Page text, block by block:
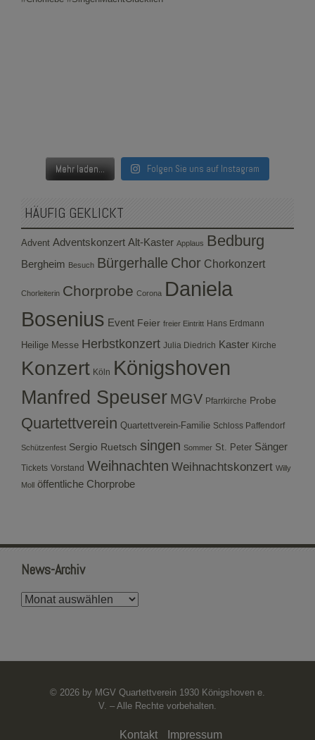
Mehr laden... Folgen Sie uns auf Instagram
HÄUFIG GEKLICKT
Advent Adventskonzert Alt-Kaster Applaus Bedburg
Bergheim Besuch Bürgerhalle Chor Chorkonzert
Chorleiterin Chorprobe Corona Daniela
Bosenius Event Feier freier Eintritt Hans Erdmann
Heilige Messe Herbstkonzert Julia Diedrich Kaster Kirche
Konzert Köln Königshoven
Manfred Speuser MGV Pfarrkirche Probe
Quartettverein Quartettverein-Familie Schloss Paffendorf
Schützenfest Sergio Ruetsch singen Sommer St. Peter Sänger
Tickets Vorstand Weihnachten Weihnachtskonzert Willy
Moll
öffentliche Chorprobe
News-Archiv
News-
© 2026 by MGV Quartettverein 1930 Königshoven e.
V. – Alle Rechte vorbehalten.
Kontakt Impressum